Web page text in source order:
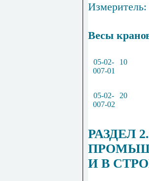
Измеритель:
Весы
05-02-
007-01
10
05-02-
007-02
20
РАЗДЕЛ
И В